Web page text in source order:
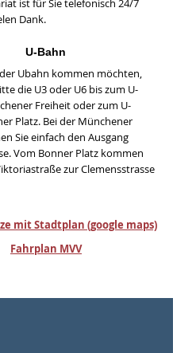
ist für Sie telefonisch 24/7
Dank.
U-Bahn
Ubahn kommen möchten,
die U3 oder U6 bis zum U-
Freiheit oder zum U-
Platz. Bei der Münchener
Sie einfach den Ausgang
Vom Bonner Platz kommen
zur Clemensstrasse
mit Stadtplan (google maps)
Fahrplan MVV